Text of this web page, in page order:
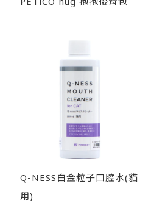
Q-NESS白金粒子口腔水(貓
用)